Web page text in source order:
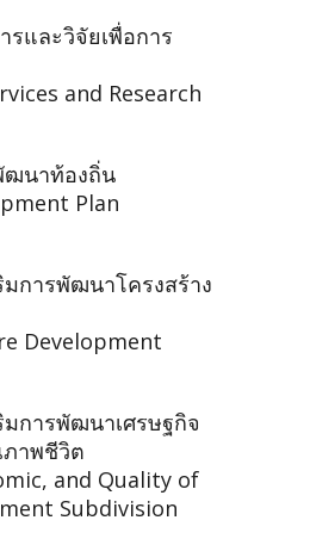
รและวิจัยเพื่อการ
and Research
ฒนาท้องถิ่น
Plan
มการพัฒนาโครงสร้าง
Development
มการพัฒนาเศรษฐกิจ
าพชีวิต
and Quality of
Subdivision